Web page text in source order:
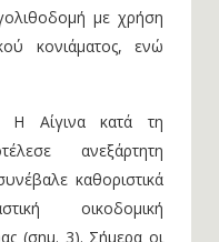
με χρήση
κονιάματος, ενώ
Η Αίγινα κατά τη
ανεξάρτητη
καθοριστικά
οικοδομική
(σημ. 3). Σήμερα οι